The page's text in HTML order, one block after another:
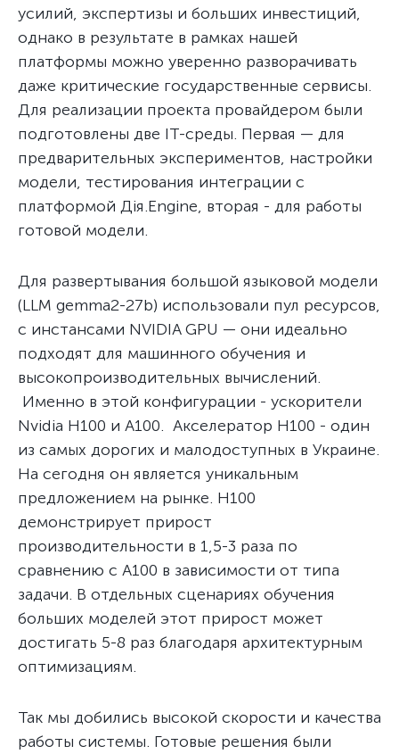
усилий, экспертизы и больших инвестиций,
однако в результате в рамках нашей
платформы можно уверенно разворачивать
даже критические государственные сервисы.
Для реализации проекта провайдером были
подготовлены две IT-среды. Первая — для
предварительных экспериментов, настройки
модели, тестирования интеграции с
платформой Дія.Engine, вторая - для работы
готовой модели.
Для развертывания большой языковой модели
(LLM gemma2-27b) использовали пул ресурсов,
с инстансами NVIDIA GPU — они идеально
подходят для машинного обучения и
высокопроизводительных вычислений.
Именно в этой конфигурации - ускорители
Nvidia H100 и A100. Акселератор Н100 - один
из самых дорогих и малодоступных в Украине.
На сегодня он является уникальным
предложением на рынке. H100
демонстрирует прирост
производительности в 1,5-3 раза по
сравнению с A100 в зависимости от типа
задачи. В отдельных сценариях обучения
больших моделей этот прирост может
достигать 5-8 раз благодаря архитектурным
оптимизациям.
Так мы добились высокой скорости и качества
работы системы. Готовые решения были